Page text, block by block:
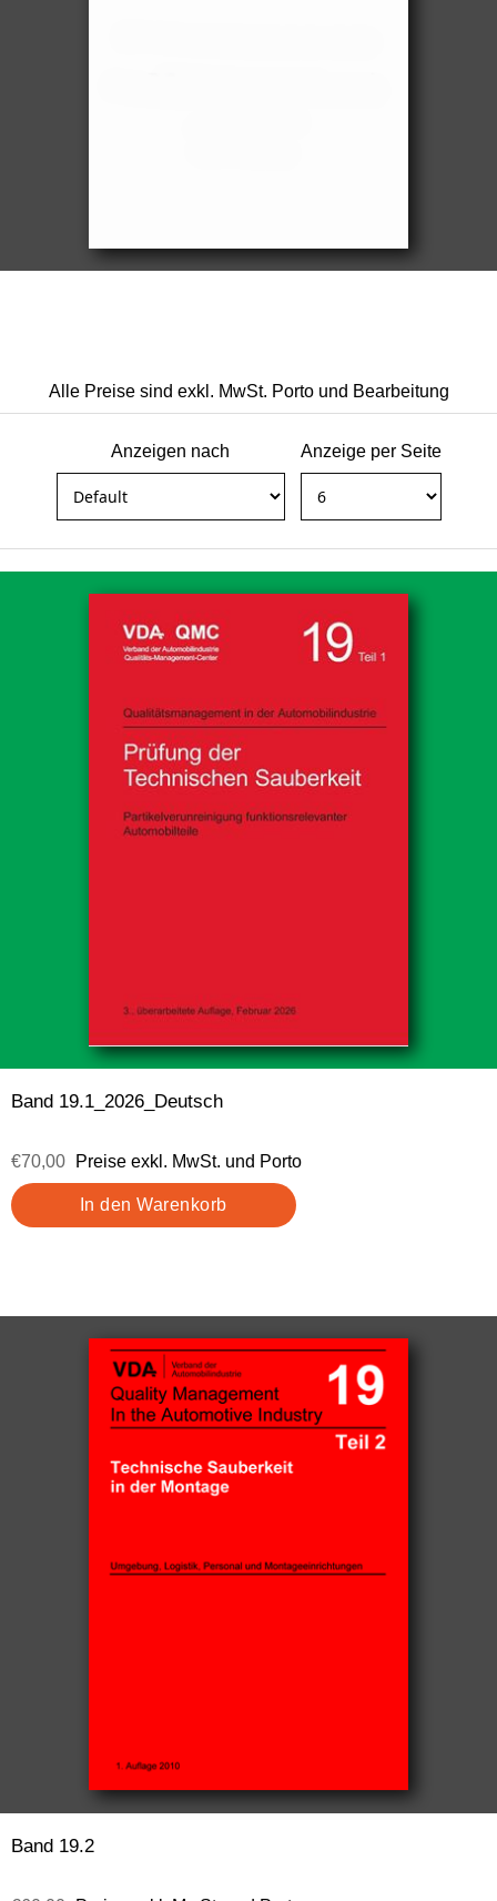
Alle Preise sind exkl. MwSt. Porto und Bearbeitung
Anzeigen nach Anzeige per Seite
Band 19.1_2026_Deutsch
€70,00 Preise exkl. MwSt. und Porto
Band 19.2